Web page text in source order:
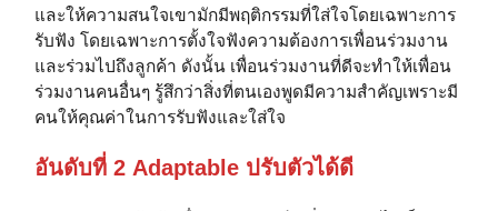
และให้ความสนใจเขามักมีพฤติกรรมที่ใส่ใจโดยเฉพาะการ
รับฟัง โดยเฉพาะการตั้งใจฟังความต้องการเพื่อนร่วมงาน
และร่วมไปถึงลูกค้า ดังนั้น เพื่อนร่วมงานที่ดีจะทำให้เพื่อน
ร่วมงานคนอื่นๆ รู้สึกว่าสิ่งที่ตนเองพูดมีความสำคัญเพราะมี
คนให้คุณค่าในการรับฟังและใส่ใจ
อันดับที่ 2 Adaptable ปรับตัวได้ดี